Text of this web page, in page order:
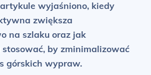
wyjaśniono, kiedy
zwiększa
na szlaku oraz jak
by zminimalizować
górskich wypraw.